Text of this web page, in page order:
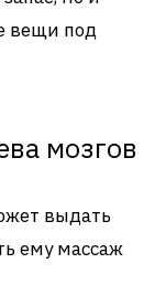
вещи под
мозгов
выдать
ему массаж